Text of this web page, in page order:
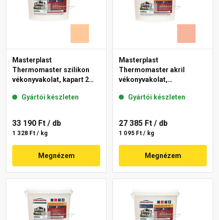
Masterplast
Thermomaster szilikon
vékonyvakolat, kapart 2
Gyártói készleten
33 190 Ft / db
1 328 Ft / kg
Megnézem
Masterplast
Thermomaster akril
vékonyvakolat,
17-D 25 kg
Gyártói készleten
27 385 Ft / db
1 095 Ft / kg
Megnézem